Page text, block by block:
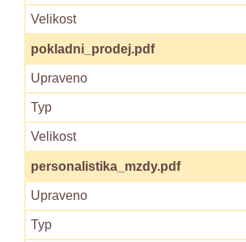
pokladni_prodej.pdf
personalistika_mzdy.pdf